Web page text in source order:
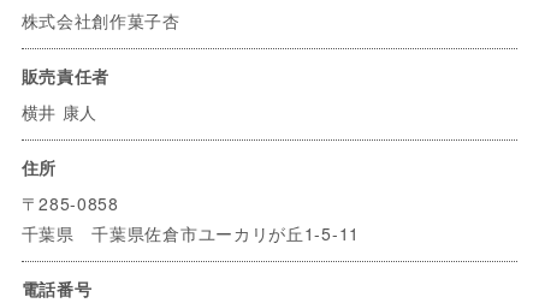
株式会社創作菓子杏
販売責任者
横井 康人
住所
〒285-0858
千葉県 千葉県佐倉市ユーカリが丘1-5-11
電話番号